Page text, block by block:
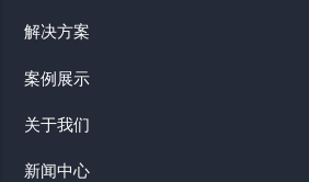
解决方案
案例展示
关于我们
新闻中心